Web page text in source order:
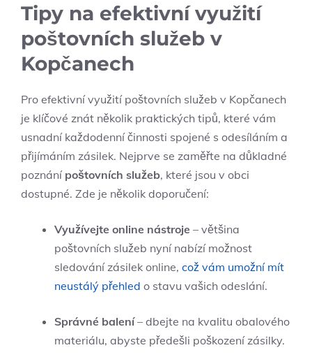
Tipy na efektivní využití
poštovních služeb v
Kopčanech
Pro efektivní využití poštovních služeb v Kopčanech
je klíčové znát několik praktických tipů, které vám
usnadní každodenní činnosti spojené s odesíláním a
přijímáním zásilek. Nejprve se zaměřte na důkladné
poznání poštovních služeb, které jsou v obci
dostupné. Zde je několik doporučení:
Využívejte online nástroje – většina
poštovních služeb nyní nabízí možnost
sledování zásilek online, což vám umožní mít
neustálý přehled o stavu vašich odeslání.
Správné balení– dbejte na kvalitu obalového
materiálu, abyste předešli poškození zásilky.